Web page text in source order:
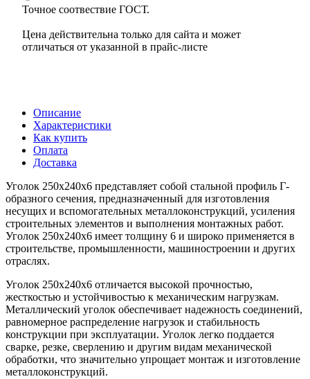
Точное соотвествие ГОСТ.
Цена действительна только для сайта и может
отличаться от указанной в прайс-листе
Описание
Характеристики
Как купить
Оплата
Доставка
Уголок 250х240х6 представляет собой стальной профиль Г-
образного сечения, предназначенный для изготовления
несущих и вспомогательных металлоконструкций, усиления
строительных элементов и выполнения монтажных работ.
Уголок 250х240х6 имеет толщину 6 и широко применяется в
строительстве, промышленности, машиностроении и других
отраслях.
Уголок 250х240х6 отличается высокой прочностью,
жесткостью и устойчивостью к механическим нагрузкам.
Металлический уголок обеспечивает надежность соединений,
равномерное распределение нагрузок и стабильность
конструкции при эксплуатации. Уголок легко поддается
сварке, резке, сверлению и другим видам механической
обработки, что значительно упрощает монтаж и изготовление
металлоконструкций.